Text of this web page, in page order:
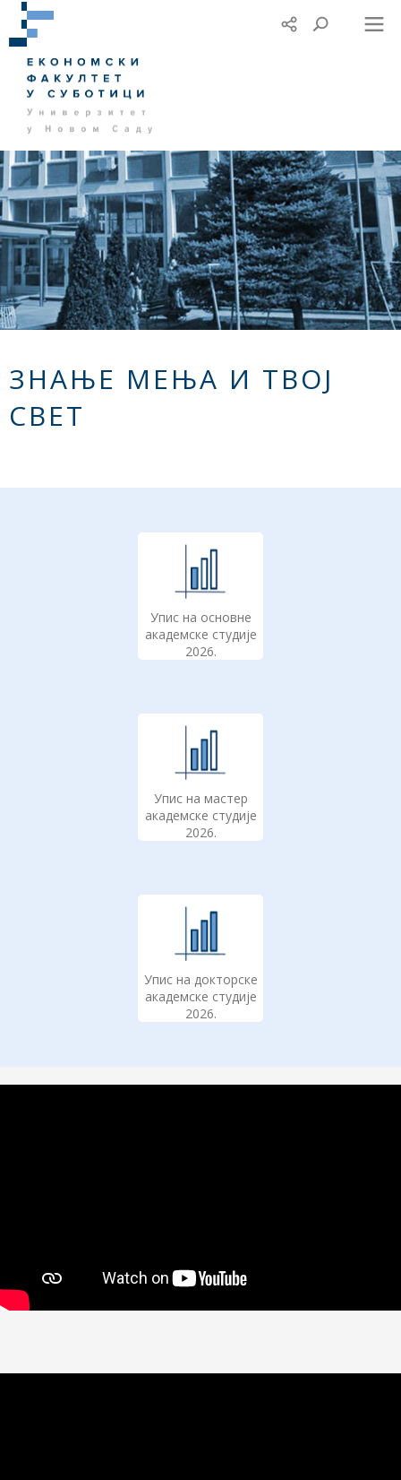
ЗНАЊЕ МЕЊА И ТВОЈ
СВЕТ
Упис на основне
академске студије
2026.
Упис на мастер
академске студије
2026.
Упис на докторске
академске студије
2026.